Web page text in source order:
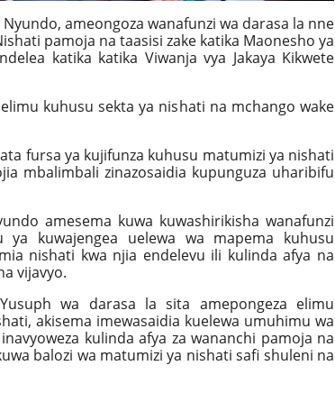
ameongoza wanafunzi wa darasa la nne
pamoja na taasisi zake katika Maonesho ya
katika katika Viwanja vya Jakaya Kikwete
kuhusu sekta ya nishati na mchango wake
fursa ya kujifunza kuhusu matumizi ya nishati
mbalimbali zinazosaidia kupunguza uharibifu
amesema kuwa kuwashirikisha wanafunzi
kuwajengea uelewa wa mapema kuhusu
nishati kwa njia endelevu ili kulinda afya na
vijavyo.
wa darasa la sita amepongeza elimu
akisema imewasaidia kuelewa umuhimu wa
kulinda afya za wananchi pamoja na
balozi wa matumizi ya nishati safi shuleni na